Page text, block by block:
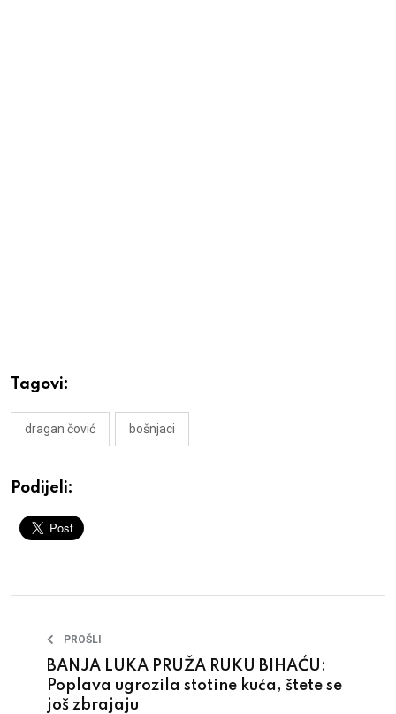
Tagovi:
dragan čović bošnjaci
Podijeli:
PROŠLI
BANJA LUKA PRUŽA RUKU BIHAĆU:
Poplava ugrozila stotine kuća, štete se
još zbrajaju